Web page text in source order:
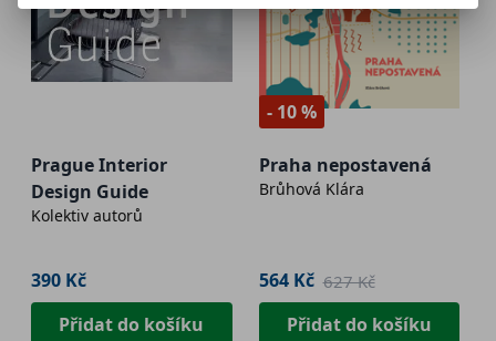
Prague Interior
Design Guide
Kolektiv autorů
390 Kč
Přidat do košíku
- 10 %
Praha nepostavená
Brůhová Klára
564 Kč 627 Kč
Přidat do košíku